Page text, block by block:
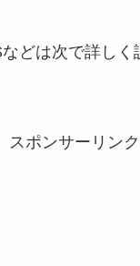
どは次で詳しく
スポンサーリンク